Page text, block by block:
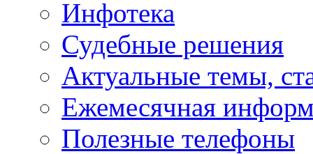
Инфотека
Судебные решения
Актуальные темы,
Ежемесячная
Полезные телефоны